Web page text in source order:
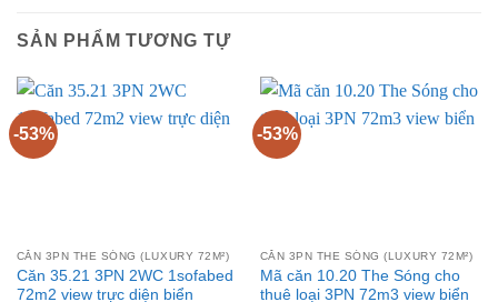
SẢN PHẨM TƯƠNG TỰ
-53%
CĂN 3PN THE SÓNG (LUXURY 72M²)
Căn 35.21 3PN 2WC 1sofabed
72m2 view trực diện biển
-53%
CĂN 3PN THE SÓNG (LUXURY 72M²)
Mã căn 10.20 The Sóng cho
thuê loại 3PN 72m3 view biển